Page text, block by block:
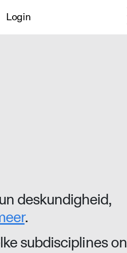
Login
deskundigheid,
.
subdisciplines